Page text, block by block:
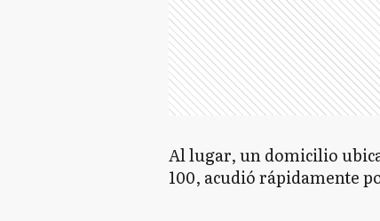
Al lugar, un domicilio
100, acudió rápidamente